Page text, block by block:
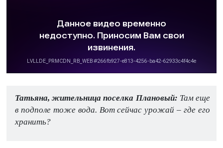
Татьяна, жительница поселка Плановый: Там еще
в подполе тоже вода. Вот сейчас урожай – где его
хранить?